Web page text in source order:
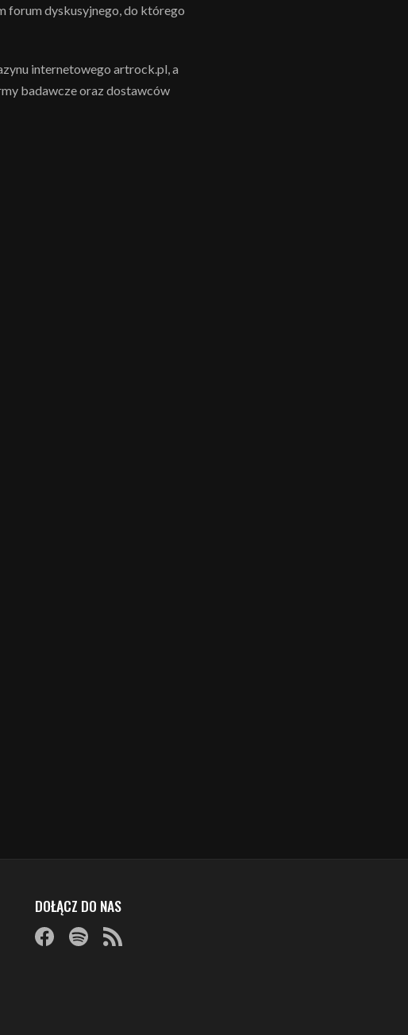
forum dyskusyjnego, do którego
internetowego artrock.pl, a
badawcze oraz dostawców
DOŁĄCZ DO NAS